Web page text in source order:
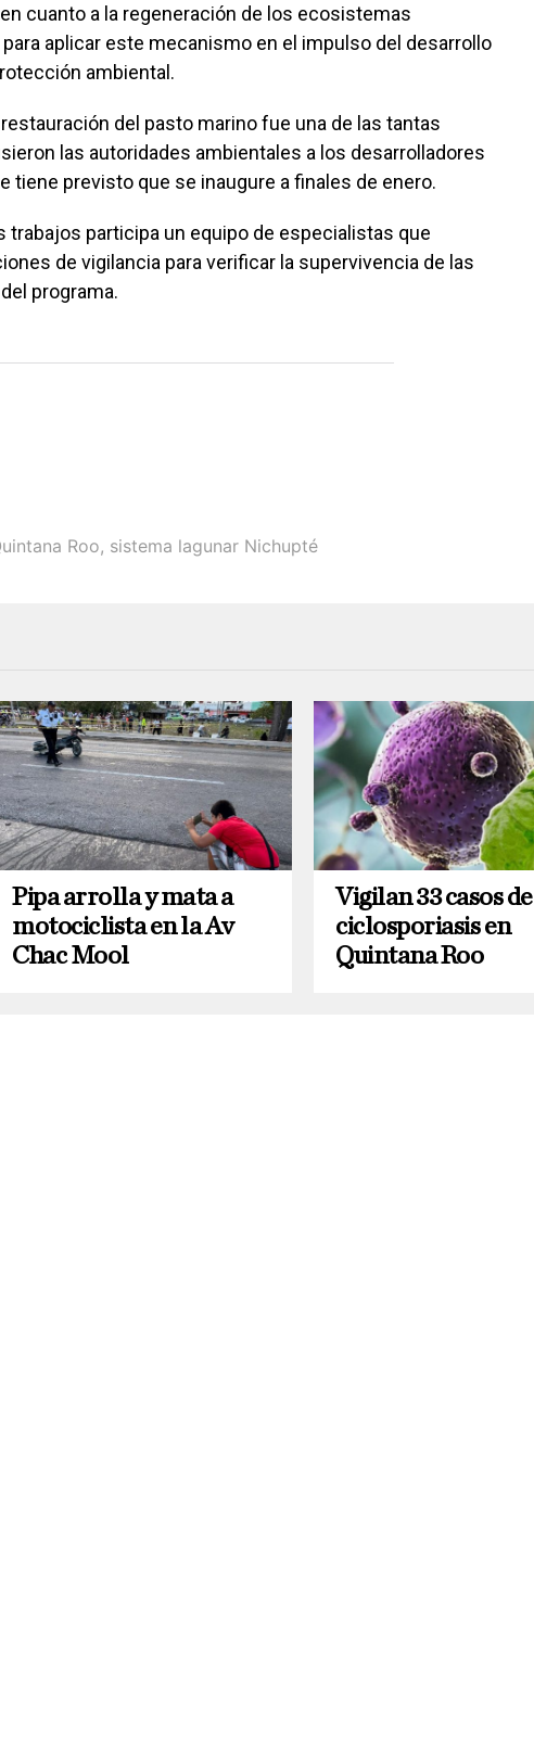
cuanto a la regeneración de los ecosistemas
aplicar este mecanismo en el impulso del desarrollo
ambiental.
del pasto marino fue una de las tantas
las autoridades ambientales a los desarrolladores
tiene previsto que se inaugure a finales de enero.
trabajos participa un equipo de especialistas que
de vigilancia para verificar la supervivencia de las
programa.
Roo, sistema lagunar Nichupté
Pipa arrolla y mata a
motociclista en la Av
Chac Mool
Vigilan 33 casos de
ciclosporiasis en
Quintana Roo